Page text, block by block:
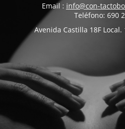
Email : info@con-
Teléfono: 690
Avenida Castilla 18F